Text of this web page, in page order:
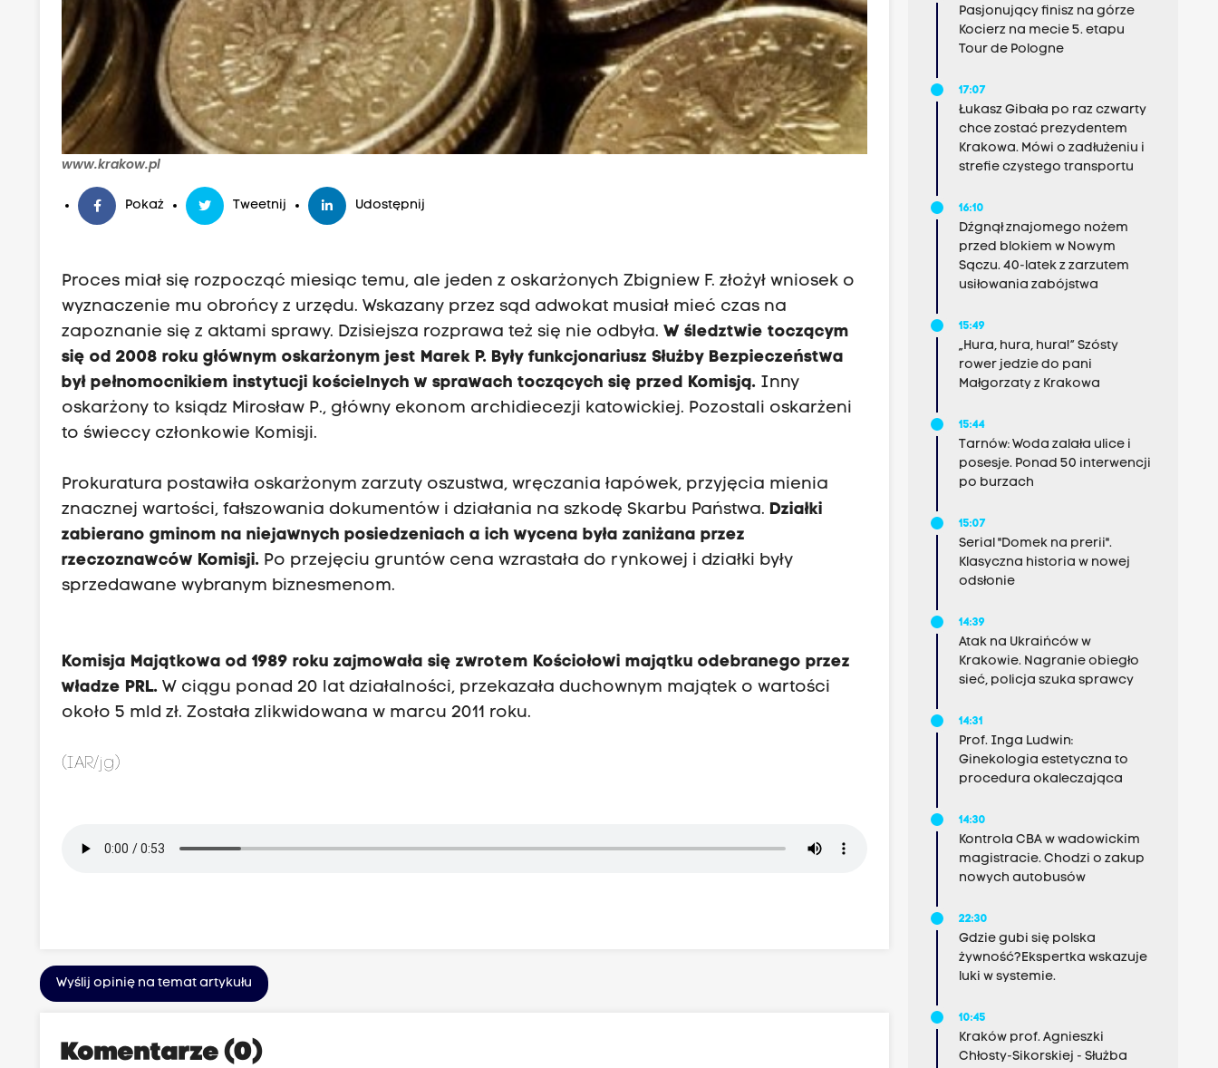
www.krakow.pl
Pokaż Tweetnij Udostępnij
Proces miał się rozpocząć miesiąc temu, ale jeden z oskarżonych Zbigniew F. złożył wniosek o
wyznaczenie mu obrońcy z urzędu. Wskazany przez sąd adwokat musiał mieć czas na
zapoznanie się z aktami sprawy. Dzisiejsza rozprawa też się nie odbyła. W śledztwie toczącym
się od 2008 roku głównym oskarżonym jest Marek P. Były funkcjonariusz Służby Bezpieczeństwa
był pełnomocnikiem instytucji kościelnych w sprawach toczących się przed Komisją. Inny
oskarżony to ksiądz Mirosław P., główny ekonom archidiecezji katowickiej. Pozostali oskarżeni
to świeccy członkowie Komisji.
Prokuratura postawiła oskarżonym zarzuty oszustwa, wręczania łapówek, przyjęcia mienia
znacznej wartości, fałszowania dokumentów i działania na szkodę Skarbu Państwa.Działki
zabierano gminom na niejawnych posiedzeniach a ich wycena była zaniżana przez
rzeczoznawców Komisji. Po przejęciu gruntów cena wzrastała do rynkowej i działki były
sprzedawane wybranym biznesmenom.
Komisja Majątkowa od 1989 roku zajmowała się zwrotem Kościołowi majątku odebranego przez
władze PRL. W ciągu ponad 20 lat działalności, przekazała duchownym majątek o wartości
około 5 mld zł. Została zlikwidowana w marcu 2011 roku.
(IAR/jg)
Wyślij opinię na temat artykułu
Komentarze (0)
Pasjonujący finisz na górze
Kocierz na mecie 5. etapu
Tour de Pologne
17:07
Łukasz Gibała po raz czwarty
chce zostać prezydentem
Krakowa. Mówi o zadłużeniu i
strefie czystego transportu
16:10
Dźgnął znajomego nożem
przed blokiem w Nowym
Sączu. 40-latek z zarzutem
usiłowania zabójstwa
15:49
„Hura, hura, hura!” Szósty
rower jedzie do pani
Małgorzaty z Krakowa
15:44
Tarnów: Woda zalała ulice i
posesje. Ponad 50 interwencji
po burzach
15:07
Serial "Domek na prerii".
Klasyczna historia w nowej
odsłonie
14:39
Atak na Ukraińców w
Krakowie. Nagranie obiegło
sieć, policja szuka sprawcy
14:31
Prof. Inga Ludwin:
Ginekologia estetyczna to
procedura okaleczająca
14:30
Kontrola CBA w wadowickim
magistracie. Chodzi o zakup
nowych autobusów
22:30
Gdzie gubi się polska
żywność?Ekspertka wskazuje
luki w systemie.
10:45
Kraków prof. Agnieszki
Chłosty-Sikorskiej - Służba